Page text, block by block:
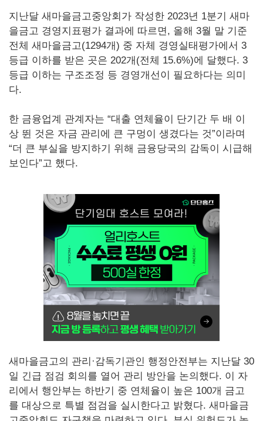
지난달 새마을금고중앙회가 작성한 2023년 1분기 새마
을금고 경영지표평가 결과에 따르면, 올해 3월 말 기준
전체 새마을금고(1294개) 중 자체 경영실태평가에서 3
등급 이하를 받은 곳은 202개(전체 15.6%)에 달했다. 3
등급 이하는 구조조정 등 경영개선이 필요하다는 의미
다.
한 금융업계 관계자는 “대출 연체율이 단기간 두 배 이
상 뛴 것은 자금 관리에 큰 구멍이 생겼다는 것”이라며
“더 큰 부실을 방지하기 위해 금융당국의 감독이 시급해
보인다”고 했다.
새마을금고의 관리·감독기관인 행정안전부는 지난달 30
일 긴급 점검 회의를 열어 관리 방안을 논의했다. 이 자
리에서 행안부는 하반기 중 연체율이 높은 100개 금고
를 대상으로 특별 점검을 실시한다고 밝혔다. 새마을금